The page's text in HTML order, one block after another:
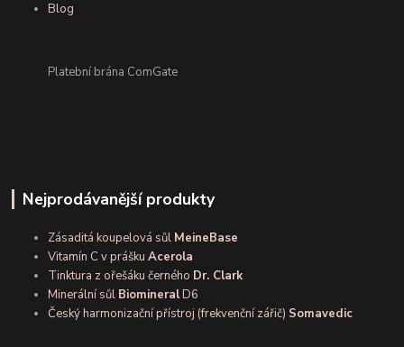
Blog
Platební brána ComGate
Nejprodávanější produkty
Zásaditá koupelová sůl MeineBase
Vitamín C v práškuAcerola
Tinktura z ořešáku černého Dr. Clark
Minerální sůl BiomineralD6
Český harmonizační přístroj (frekvenční zářič) Somavedic